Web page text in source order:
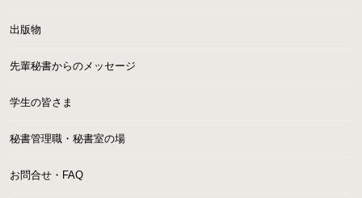
出版物
先輩秘書からのメッセージ
学生の皆さま
秘書管理職・秘書室の場
お問合せ・FAQ